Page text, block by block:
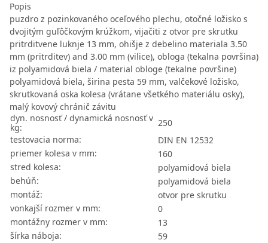
Popis
puzdro z pozinkovaného oceľového plechu, otočné ložisko s
dvojitým guľôčkovým krúžkom, vijačiti z otvor pre skrutku
pritrditvene luknje 13 mm, ohišje z debelino materiala 3.50
mm (pritrditev) and 3.00 mm (vilice), obloga (tekalna površina)
iz polyamidová biela / material obloge (tekalne površine)
polyamidová biela, širina pesta 59 mm, valčekové ložisko,
skrutkovaná oska kolesa (vrátane všetkého materiálu osky),
malý kovový chránič závitu
dyn. nosnosť / dynamická nosnosť v
kg:
250
testovacia norma:
DIN EN 12532
priemer kolesa v mm:
160
stred kolesa:
polyamidová biela
behúň:
polyamidová biela
montáž:
otvor pre skrutku
vonkajší rozmer v mm:
0
montážny rozmer v mm:
13
šírka náboja:
59